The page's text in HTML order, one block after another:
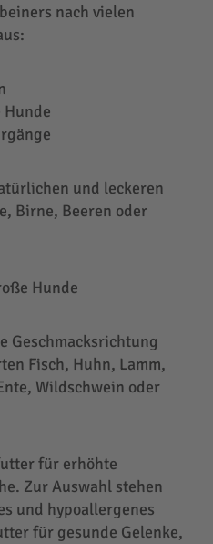
nach vielen
und leckeren
Birne, Beeren oder
Hunde
Geschmacksrichtung
Fisch, Huhn, Lamm,
Wildschwein oder
für erhöhte
Zur Auswahl stehen
und hypoallergenes
für gesunde Gelenke,